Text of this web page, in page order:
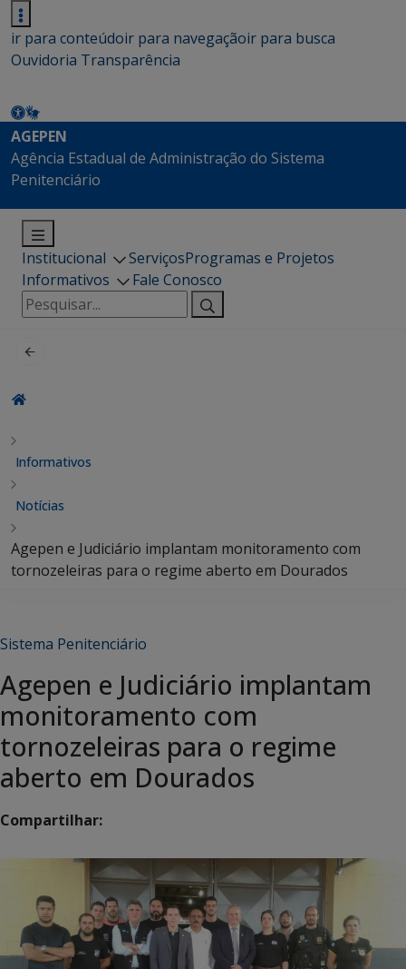
ir para conteúdoir para navegaçãoir para busca
Ouvidoria Transparência
AGEPEN
Agência Estadual de Administração do Sistema
Penitenciário
Institucional ServiçosProgramas e Projetos
Informativos
Fale Conosco
Pesquisar
por:
Informativos
Notícias
Agepen e Judiciário implantam monitoramento com
tornozeleiras para o regime aberto em Dourados
Sistema Penitenciário
Agepen e Judiciário implantam
monitoramento com
tornozeleiras para o regime
aberto em Dourados
Compartilhar: